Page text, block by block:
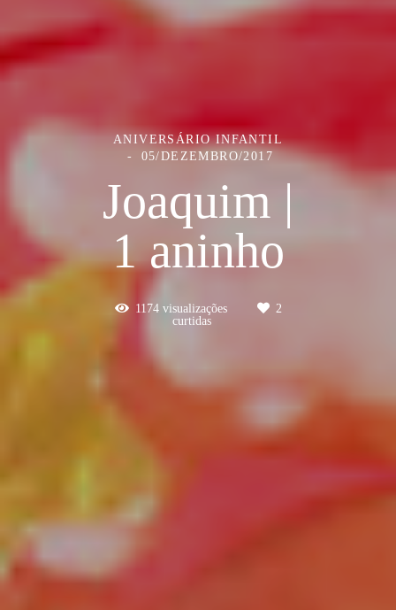
ANIVERSÁRIO INFANTIL
05/DEZEMBRO/2017
Joaquim |
1 aninho
1174visualizações
2
curtidas